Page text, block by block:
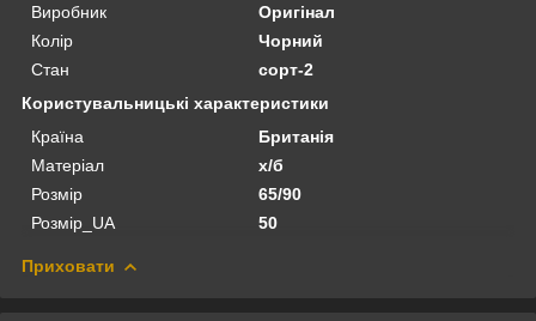
Виробник
Оригінал
Колір
Чорний
Стан
сорт-2
Користувальницькі характеристики
Країна
Британія
Матеріал
х/б
Розмір
65/90
Розмір_UA
50
Приховати